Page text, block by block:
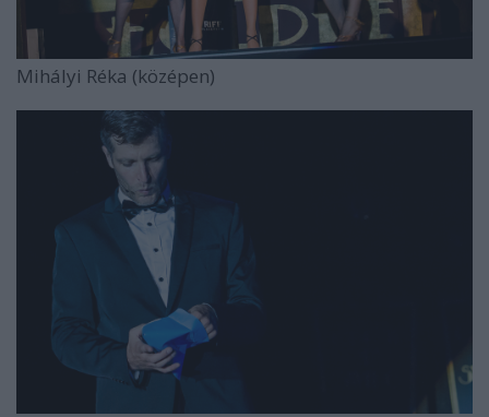
Mihályi Réka (középen)